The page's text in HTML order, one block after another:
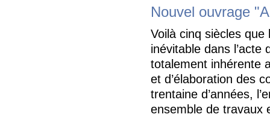
Nouvel ouvrage
Voilà cinq siècles que
inévitable dans l’acte
totalement inhérente
et d’élaboration des
trentaine d’années,
ensemble de travaux